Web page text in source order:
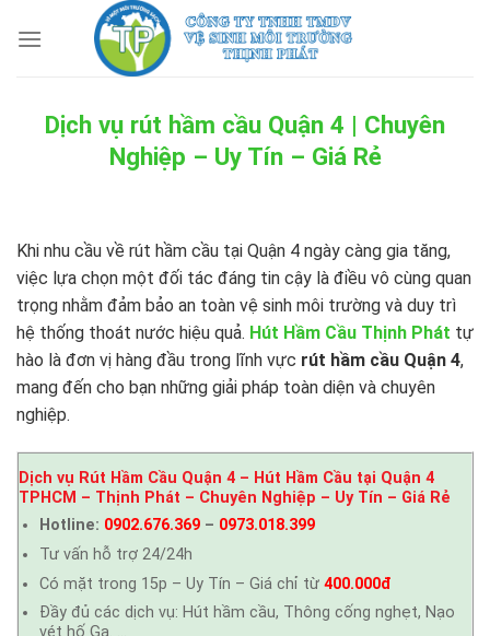
Dịch vụ rút hầm cầu Quận 4 | Chuyên
Nghiệp – Uy Tín – Giá Rẻ
Khi nhu cầu về rút hầm cầu tại Quận 4 ngày càng gia tăng,
việc lựa chọn một đối tác đáng tin cậy là điều vô cùng quan
trọng nhằm đảm bảo an toàn vệ sinh môi trường và duy trì
hệ thống thoát nước hiệu quả. Hút Hầm Cầu Thịnh Phát tự
hào là đơn vị hàng đầu trong lĩnh vực rút hầm cầu Quận 4,
mang đến cho bạn những giải pháp toàn diện và chuyên
nghiệp.
Dịch vụ Rút Hầm Cầu Quận 4 – Hút Hầm Cầu tại Quận 4
TPHCM – Thịnh Phát – Chuyên Nghiệp – Uy Tín – Giá Rẻ
Hotline: 0902.676.369– 0973.018.399
Tư vấn hỗ trợ 24/24h
Có mặt trong 15p – Uy Tín – Giá chỉ từ 400.000đ
Đầy đủ các dịch vụ: Hút hầm cầu, Thông cống nghẹt, Nạo